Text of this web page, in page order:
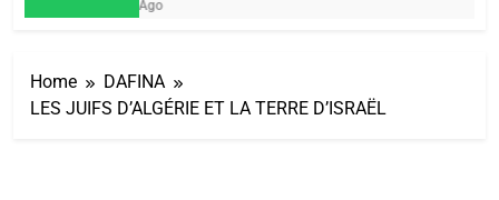
7 Jours Ago
Home
DAFINA
LES JUIFS D’ALGÉRIE ET LA TERRE D’ISRAËL